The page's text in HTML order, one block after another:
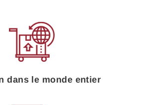
dans le monde entier